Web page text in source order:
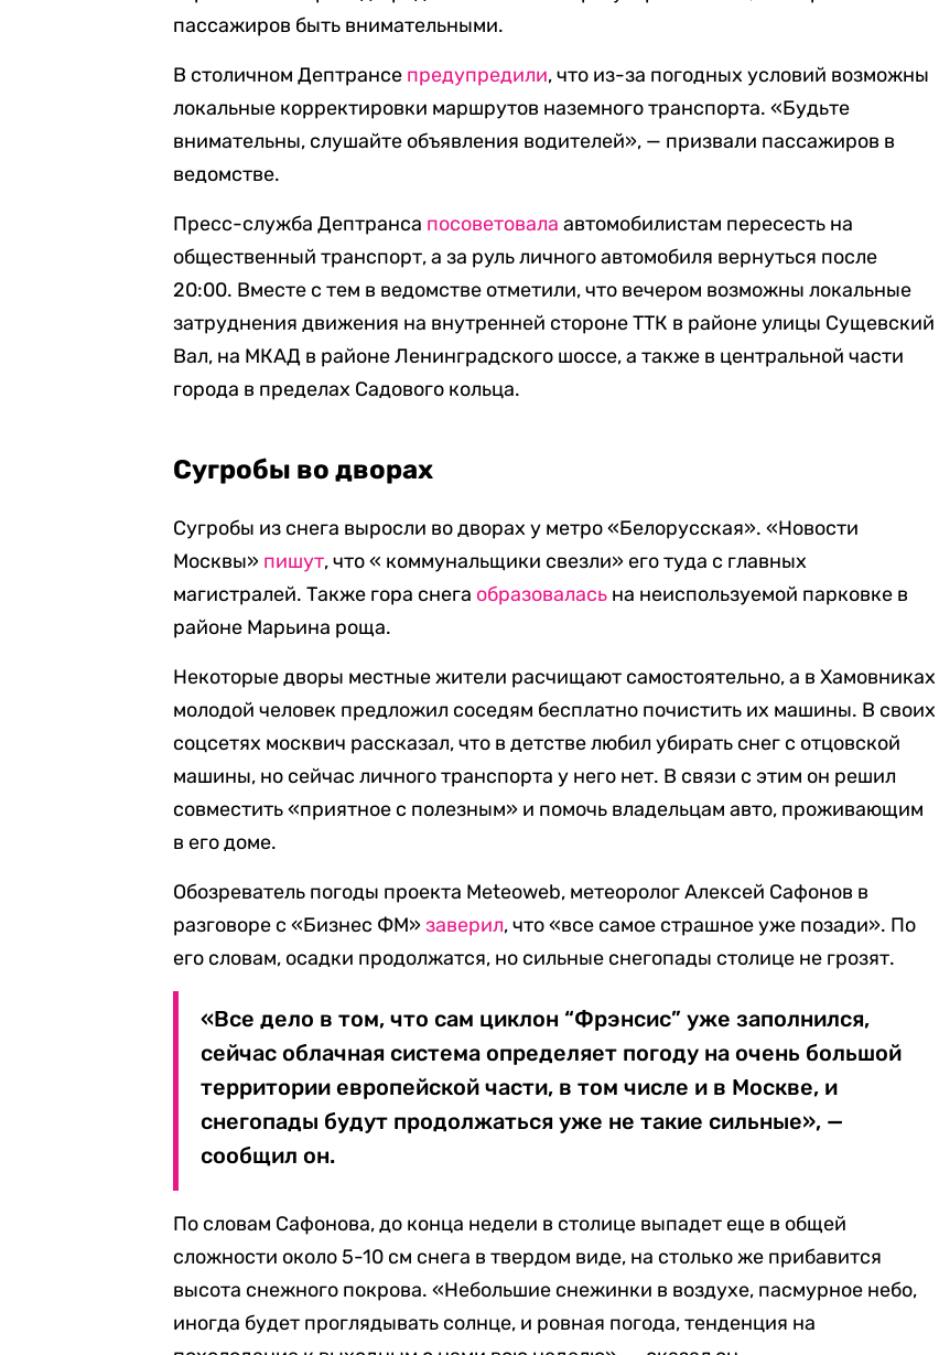
пассажиров быть внимательными.
В столичном Дептрансе предупредили, что из-за погодных условий возможны
локальные корректировки маршрутов наземного транспорта. «Будьте
внимательны, слушайте объявления водителей», — призвали пассажиров в
ведомстве.
Пресс-служба Дептранса посоветовала автомобилистам пересесть на
общественный транспорт, а за руль личного автомобиля вернуться после
20:00. Вместе с тем в ведомстве отметили, что вечером возможны локальные
затруднения движения на внутренней стороне ТТК в районе улицы Сущевский
Вал, на МКАД в районе Ленинградского шоссе, а также в центральной части
города в пределах Садового кольца.
Сугробы во дворах
Сугробы из снега выросли во дворах у метро «Белорусская». «Новости
Москвы» пишут, что « коммунальщики свезли» его туда с главных
магистралей. Также гора снега образовалась на неиспользуемой парковке в
районе Марьина роща.
Некоторые дворы местные жители расчищают самостоятельно, а в Хамовниках
молодой человек предложил соседям бесплатно почистить их машины. В своих
соцсетях москвич рассказал, что в детстве любил убирать снег с отцовской
машины, но сейчас личного транспорта у него нет. В связи с этим он решил
совместить «приятное с полезным» и помочь владельцам авто, проживающим
в его доме.
Обозреватель погоды проекта Мeteoweb, метеоролог Алексей Сафонов в
разговоре с «Бизнес ФМ»заверил, что «все самое страшное уже позади». По
его словам, осадки продолжатся, но сильные снегопады столице не грозят.
«Все дело в том, что сам циклон “Фрэнсис” уже заполнился,
сейчас облачная система определяет погоду на очень большой
территории европейской части, в том числе и в Москве, и
снегопады будут продолжаться уже не такие сильные», —
сообщил он.
По словам Сафонова, до конца недели в столице выпадет еще в общей
сложности около 5-10 см снега в твердом виде, на столько же прибавится
высота снежного покрова. «Небольшие снежинки в воздухе, пасмурное небо,
иногда будет проглядывать солнце, и ровная погода, тенденция на